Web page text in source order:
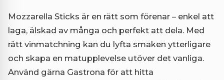
Mozzarella Sticks är en rätt som förenar – enkel att
laga, älskad av många och perfekt att dela. Med
rätt vinmatchning kan du lyfta smaken ytterligare
och skapa en matupplevelse utöver det vanliga.
Använd gärna Gastrona för att hitta